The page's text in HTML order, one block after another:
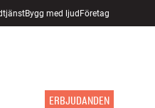
Bygg med ljudFöretag
ERBJUDANDEN